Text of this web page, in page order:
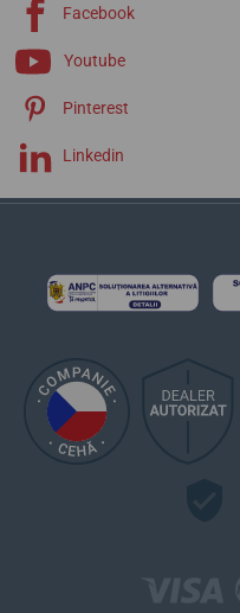
Facebook
Youtube
Pinterest
Linkedin